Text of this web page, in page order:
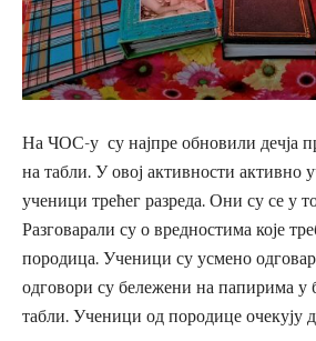
На ЧОС-у су најпре обновили дечја
на табли. У овој активности активно
ученици трећег разреда. Они су се у
Разговарали су о вредностима које
породица. Ученици су усмено
одговори су бележени на папирима у
табли. Ученици од породице очекују